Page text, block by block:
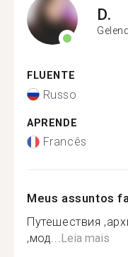
D.
FLUENTE
Russo
APRENDE
Francês
Meus assuntos
Путешествия
,мод...Leia mais